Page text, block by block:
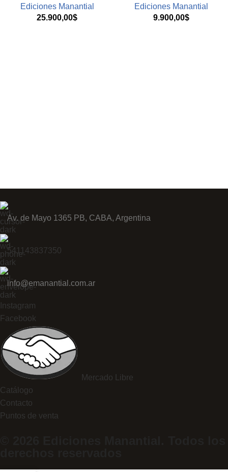
Ediciones Manantial
25.900,00$
Ediciones Manantial
9.900,00$
Av. de Mayo 1365 PB, CABA, Argentina
541143837350
info@emanantial.com.ar
Instagram
Facebook
Mercado Libre
Catálogo
Contacto
Puntos de venta